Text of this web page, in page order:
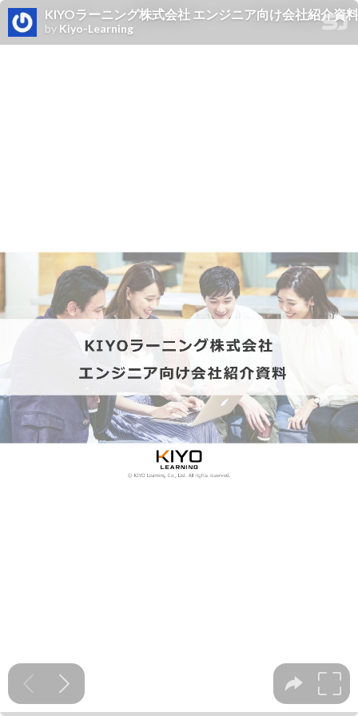
KIYOラーニング株式会社 エンジニア向け会社紹介資料
by Kiyo-Learning